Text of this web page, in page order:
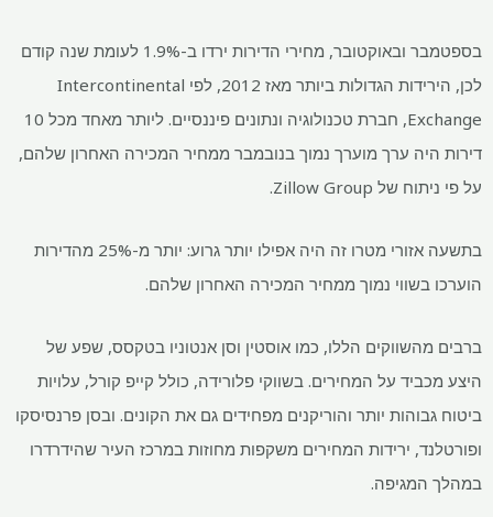
בספטמבר ובאוקטובר, מחירי הדירות ירדו ב-1.9% לעומת שנה קודם
לכן, הירידות הגדולות ביותר מאז 2012, לפי Intercontinental
Exchange, חברת טכנולוגיה ונתונים פיננסיים. ליותר מאחד מכל 10
דירות היה ערך מוערך נמוך בנובמבר ממחיר המכירה האחרון שלהם,
על פי ניתוח של Zillow Group.
בתשעה אזורי מטרו זה היה אפילו יותר גרוע: יותר מ-25% מהדירות
הוערכו בשווי נמוך ממחיר המכירה האחרון שלהם.
ברבים מהשווקים הללו, כמו אוסטין וסן אנטוניו בטקסס, שפע של
היצע מכביד על המחירים. בשווקי פלורידה, כולל קייפ קורל, עלויות
ביטוח גבוהות יותר והוריקנים מפחידים גם את הקונים. ובסן פרנסיסקו
ופורטלנד, ירידות המחירים משקפות מחוזות במרכז העיר שהידרדרו
במהלך המגיפה.